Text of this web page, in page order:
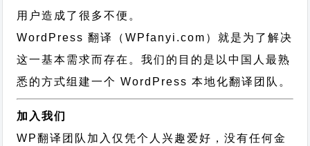
用户造成了很多不便。
WordPress 翻译（WPfanyi.com） 就是为了解决
这一基本需求而存在。我们的目的是以中国人最熟
悉的方式组建一个 WordPress 本地化翻译团队。
加入我们
WP翻译团队加入仅凭个人兴趣爱好，没有任何金